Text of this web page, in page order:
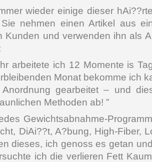
wieder einige dieser
nehmen einen Artikel aus
Kunden und verwenden ihn als
arbeitete ich 12 Momente is
Monat bekomme ich
gearbeitet – und
Methoden ab! ”
Gewichtsabnahme-
DiAi??t, A?bung, High-Fiber,
dieses, ich genoss es getan
ich die verlieren Fett